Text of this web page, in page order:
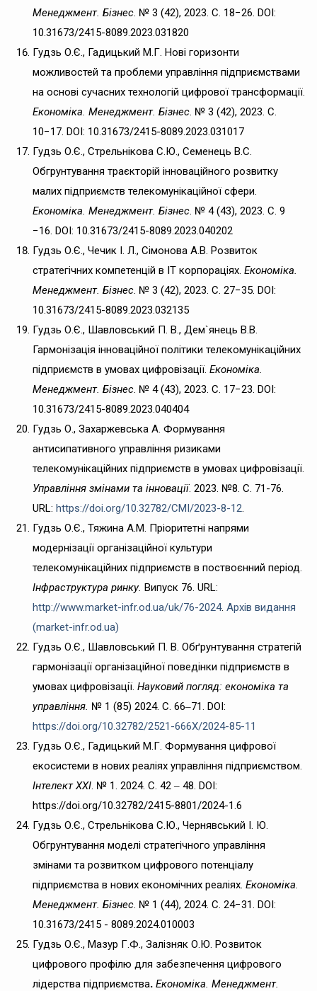
Менеджмент. Бізнес . № 3 (42), 2023. C. 18−26. DOI:
10.31673/2415-8089.2023.031820
Гудзь О.Є., Гадицький М.Г. Нові горизонти
можливостей та проблеми управління підприємствами
на основі сучасних технологій цифрової трансформації.
Економіка. Менеджмент. Бізнес . № 3 (42), 2023. C.
10−17. DOI: 10.31673/2415-8089.2023.031017
Гудзь О.Є., Стрельнікова С.Ю., Семенець В.С.
Обгрунтування траєкторій інноваційного розвитку
малих підприємств телекомунікаційної сфери.
Економіка. Менеджмент. Бізнес . № 4 (43), 2023. C. 9
−16. DOI: 10.31673/2415-8089.2023.040202
Гудзь О.Є., Чечик І. Л., Сімонова А.В. Розвиток
стратегічних компетенцій в ІТ корпораціях. Економіка.
Менеджмент. Бізнес . № 3 (42), 2023. C. 27−35. DOI:
10.31673/2415-8089.2023.032135
Гудзь О.Є., Шавловський П. В., Дем`янець В.В.
Гармонізація інноваційної політики телекомунікаційних
підприємств в умовах цифровізації. Економіка.
Менеджмент. Бізнес . № 4 (43), 2023. C. 17−23. DOI:
10.31673/2415-8089.2023.040404
Гудзь О., Захаржевська А. Формування
антисипативного управління ризиками
телекомунікаційних підприємств в умовах цифровізації.
Управління змінами та інновації. 2023. №8. С. 71-76.
URL: https://doi.org/10.32782/CMI/2023-8-12
Гудзь О.Є., Тяжина А.М. Пріоритетні напрями
модернізації організаційної культури
телекомунікаційних підприємств в поствоєнний період.
Інфраструктура ринку. Випуск 76. URL:
http://www.market-infr.od.ua/uk/76-2024. Архів видання
(market-infr.od.ua)
Гудзь О.Є., Шавловський П. В. Обґрунтування стратегій
гармонізації організаційної поведінки підприємств в
умовах цифровізації. Науковий погляд: економіка та
управління. № 1 (85) 2024. С. 66‒71. DOI:
https://doi.org/10.32782/2521-666X/2024-85-11
Гудзь О.Є., Гадицький М.Г. Формування цифрової
екосистеми в нових реаліях управління підприємством.
Інтелект ХХІ . № 1. 2024. С. 42 ‒ 48. DOI:
https://doi.org/10.32782/2415-8801/2024-1.6
Гудзь О.Є., Стрельнікова С.Ю., Чернявський І. Ю.
Обгрунтування моделі стратегічного управління
змінами та розвитком цифрового потенціалу
підприємства в нових економічних реаліях. Економіка.
Менеджмент. Бізнес . № 1 (44), 2024. C. 24−31. DOI:
10.31673/2415 - 8089.2024.010003
Гудзь О.Є., Мазур Г.Ф., Залізняк О.Ю. Розвиток
цифрового профілю для забезпечення цифрового
лідерства підприємства. Економіка. Менеджмент.